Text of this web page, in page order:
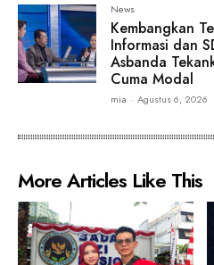
News
Kembangkan
Informasi dan
Asbanda
Cuma Modal
mia - Agustus 6, 2026
More Articles Like This